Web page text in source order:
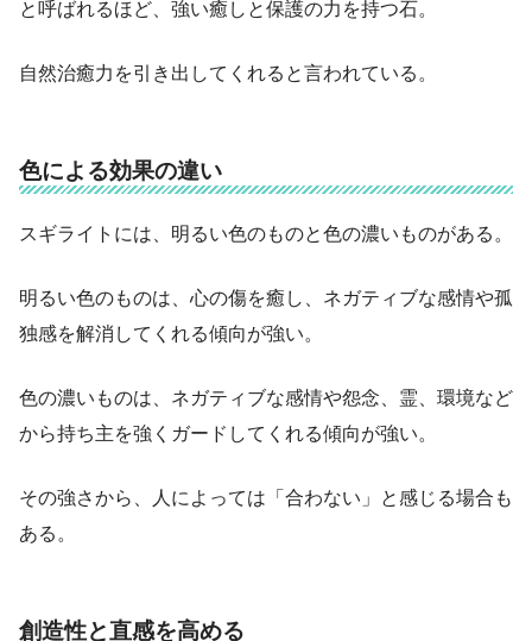
と呼ばれるほど、強い癒しと保護の力を持つ石。
自然治癒力を引き出してくれると言われている。
色による効果の違い
スギライトには、明るい色のものと色の濃いものがある。
明るい色のものは、心の傷を癒し、ネガティブな感情や孤
独感を解消してくれる傾向が強い。
色の濃いものは、ネガティブな感情や怨念、霊、環境など
から持ち主を強くガードしてくれる傾向が強い。
その強さから、人によっては「合わない」と感じる場合も
ある。
創造性と直感を高める